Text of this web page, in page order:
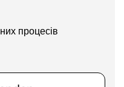
процесів